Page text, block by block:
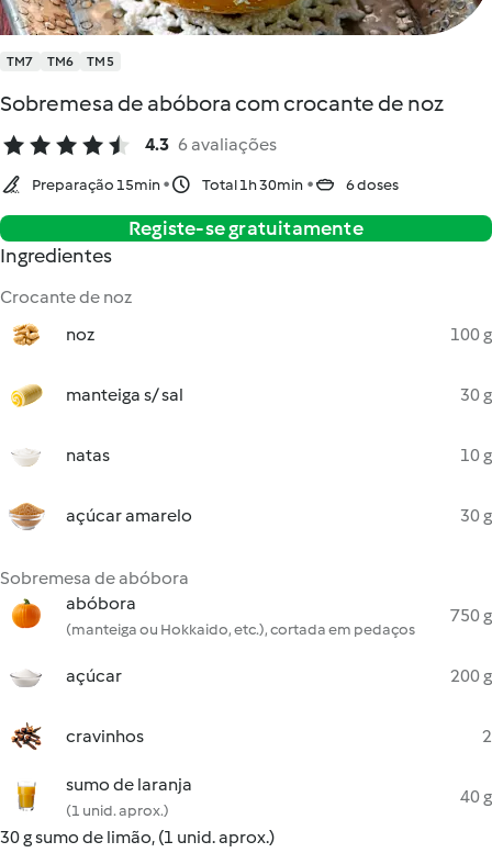
TM7 TM6 TM5
Sobremesa de abóbora com crocante de noz
4.3 6 avaliações
Preparação 15min Total 1h 30min 6 doses
Registe-se gratuitamente
Ingredientes
Crocante de noz
noz
100 g
manteiga s/ sal 30 g
natas 10 g
açúcar amarelo 30 g
Sobremesa de abóbora
abóbora
(manteiga ou Hokkaido, etc.), cortada em pedaços
750 g
açúcar 200 g
cravinhos 2
sumo de laranja
(1 unid. aprox.)
40 g
30 g sumo de limão, (1 unid. aprox.)